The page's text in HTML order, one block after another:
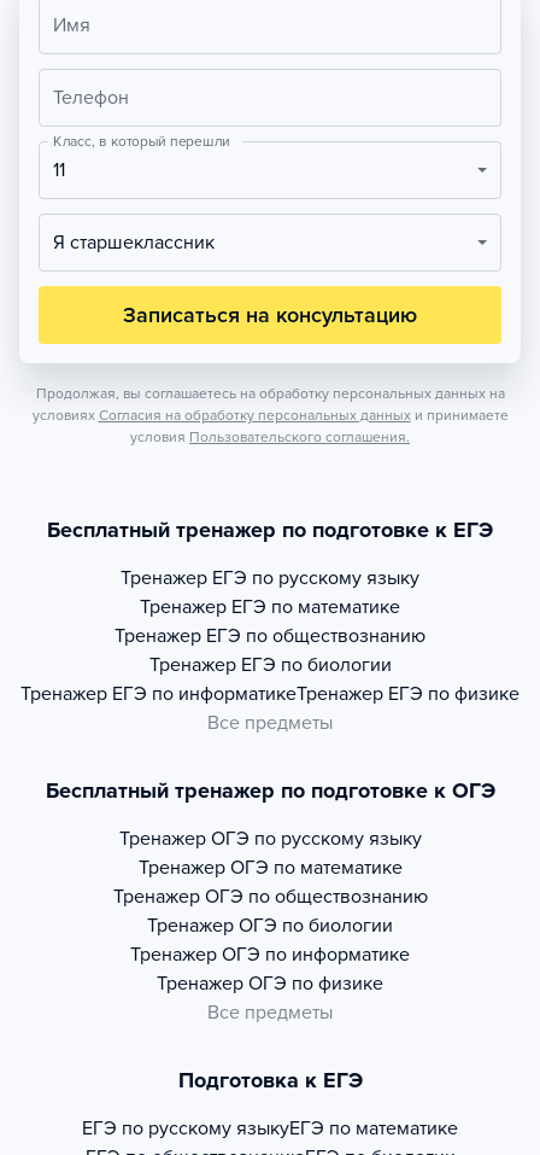
Имя
Телефон
Класс, в который перешли
11
Я старшеклассник
Записаться на консультацию
Продолжая, вы соглашаетесь на обработку персональных данных на
условиях Согласия на обработку персональных данных и принимаете
условия Пользовательского соглашения.
Бесплатный тренажер по подготовке к ЕГЭ
Тренажер ЕГЭ по русскому языку
Тренажер ЕГЭ по математике
Тренажер ЕГЭ по обществознанию
Тренажер ЕГЭ по биологии
Тренажер ЕГЭ по информатикеТренажер ЕГЭ по физике
Все предметы
Бесплатный тренажер по подготовке к ОГЭ
Тренажер ОГЭ по русскому языку
Тренажер ОГЭ по математике
Тренажер ОГЭ по обществознанию
Тренажер ОГЭ по биологии
Тренажер ОГЭ по информатике
Тренажер ОГЭ по физике
Все предметы
Подготовка к ЕГЭ
ЕГЭ по русскому языкуЕГЭ по математике